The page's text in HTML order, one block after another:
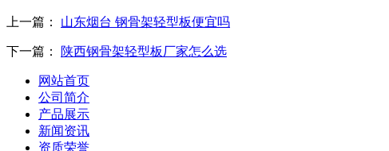
上一篇： 山东烟台 钢骨架轻型板便宜吗
下一篇： 陕西钢骨架轻型板厂家怎么选
网站首页
公司简介
产品展示
新闻资讯
资质荣誉